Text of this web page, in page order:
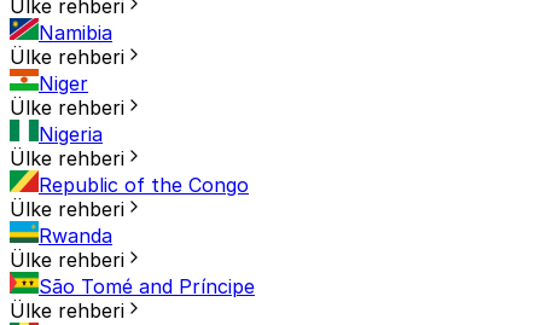
Ülke rehberi
Namibia
Ülke rehberi
Niger
Ülke rehberi
Nigeria
Ülke rehberi
Republic of the Congo
Ülke rehberi
Rwanda
Ülke rehberi
São Tomé and Príncipe
Ülke rehberi